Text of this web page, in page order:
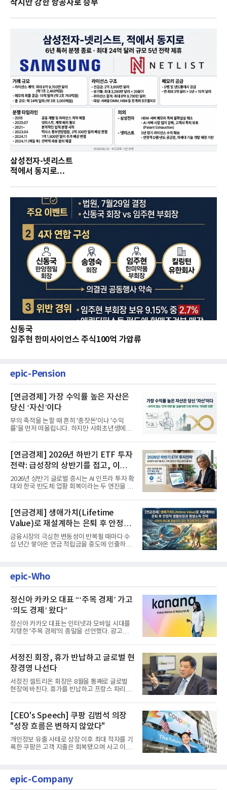
작지만 강한 항공사로 승부
삼성전자-넷리스트
적에서 동지로…
신동국
임주현 한미사이언스 주식100억 가압류
epic-Pension
[연금경제] 가장 수익률 높은 자산은
당신 ‘자신’이다
부의 축적을 논할 때 흔히 '종잣돈'이나 '수익
률'을 먼저 떠올립니다. 하지만 사회초년생에게
[연금경제] 2026년 하반기 ETF 투자
전략: 급성장의 상반기를 접고, 이제
'실적'이 가르는 하반기를 맞다
2026년 상반기 글로벌 증시는 AI 인프라 투자 확
대와 한국 반도체 업황 회복이라는 두 엔진을 달
[연금경제] 생애가치(Lifetime
Value)로 재설계하는 은퇴 후 안정적
생활보장과 평생소득 전략
금융시장의 극심한 변동성이 반복될 때마다 수
십 년간 쌓아온 연금 적립금을 중도에 인출하거
epic-Who
정신아 카카오 대표 “‘주목 경제’ 가고
‘의도 경제’ 왔다”
정신아 카카오 대표는 인터넷과 모바일 시대를
지탱한 '주목 경제'의 종말을 선언했다. 광고를
서정진 회장, 휴가 반납하고 글로벌 현
장경영 나선다
서정진 셀트리온 회장은 8월을 통째로 글로벌
현장에 바친다. 휴가를 반납하고 프랑스 파리에
[CEO's Speech] 쿠팡 김범석 의장
"성장 흐름은 변하지 않았다"
개인정보 유출 사태로 상장 이후 최대 적자를 기
록한 쿠팡은 고객 지출은 회복됐으며 사고 이전
epic-Company